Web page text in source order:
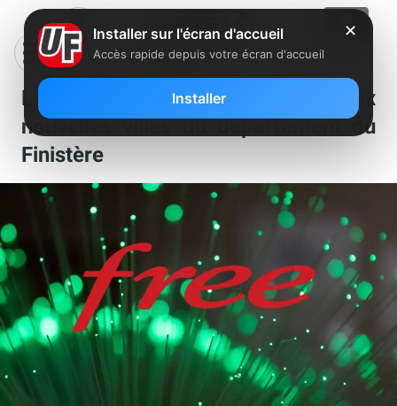
La fibre Free débarque dans deux
nouvelles villes du département du
Finistère
✕
Installer sur l'écran d'accueil
Accès rapide depuis votre écran d'accueil
Installer